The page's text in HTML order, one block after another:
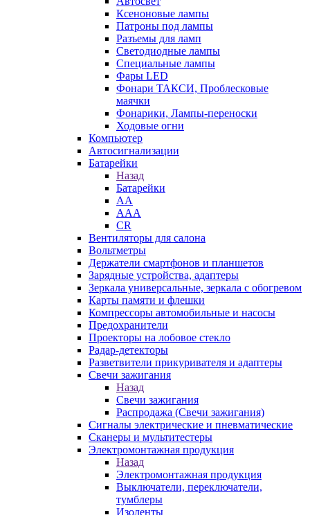
Ксеноновые лампы
Патроны под лампы
Разъемы для ламп
Светодиодные лампы
Специальные лампы
Фары LED
Фонари ТАКСИ, Проблесковые
маячки
Фонарики, Лампы-переноски
Ходовые огни
Компьютер
Автосигнализации
Батарейки
Назад
Батарейки
AA
AAA
CR
Вентиляторы для салона
Вольтметры
Держатели смартфонов и планшетов
Зарядные устройства, адаптеры
Зеркала универсальные, зеркала с обогревом
Карты памяти и флешки
Компрессоры автомобильные и насосы
Предохранители
Проекторы на лобовое стекло
Радар-детекторы
Разветвители прикуривателя и адаптеры
Свечи зажигания
Назад
Свечи зажигания
Распродажа (Свечи зажигания)
Сигналы электрические и пневматические
Сканеры и мультитестеры
Электромонтажная продукция
Назад
Электромонтажная продукция
Выключатели, переключатели,
тумблеры
Изоленты